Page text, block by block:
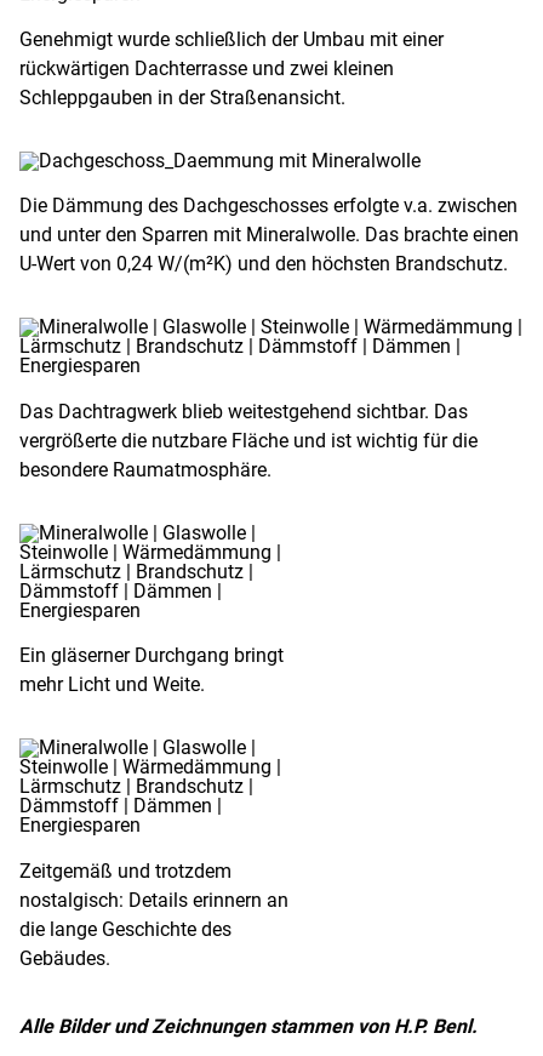
Genehmigt wurde schließlich der Umbau mit einer
rückwärtigen Dachterrasse und zwei kleinen
Schleppgauben in der Straßenansicht.
Die Dämmung des Dachgeschosses erfolgte v.a. zwischen
und unter den Sparren mit Mineralwolle. Das brachte einen
U-Wert von 0,24 W/(m²K) und den höchsten Brandschutz.
Das Dachtragwerk blieb weitestgehend sichtbar. Das
vergrößerte die nutzbare Fläche und ist wichtig für die
besondere Raumatmosphäre.
Ein gläserner Durchgang bringt
mehr Licht und Weite.
Zeitgemäß und trotzdem
nostalgisch: Details erinnern an
die lange Geschichte des
Gebäudes.
Alle Bilder und Zeichnungen stammen von H.P. Benl.